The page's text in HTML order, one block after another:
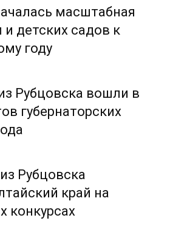
масштабная
детских садов к
году
Рубцовска вошли в
губернаторских
Рубцовска
край на
конкурсах